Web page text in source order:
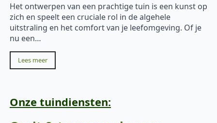
Het ontwerpen van een prachtige tuin is een kunst op
zich en speelt een cruciale rol in de algehele
uitstraling en het comfort van je leefomgeving. Of je
nu een…
Lees meer
Onze tuindiensten: